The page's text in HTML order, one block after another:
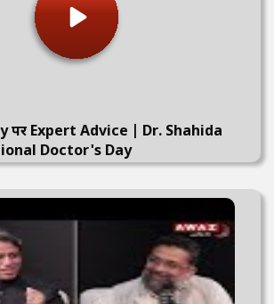
Expert Advice | Dr. Shahida
Doctor's Day